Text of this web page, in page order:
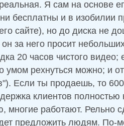
Я сам на основе
бесплатны и в изобилии
сайте), но до диска не
за него просит
20 часов чистого видео;
умом рехнуться можно; и
Если ты продаешь, то
клиентов
многие работают. Рельно
предложить людям. По-